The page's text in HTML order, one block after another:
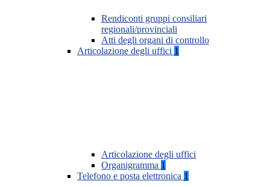
Rendiconti gruppi consiliari
regionali/provinciali
Atti degli organi di controllo
Articolazione degli uffici 1
Articolazione degli uffici
Organigramma 1
Telefono e posta elettronica 1